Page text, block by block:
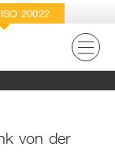
ISO 20022
von der